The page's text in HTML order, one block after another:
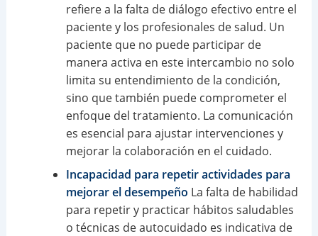
refiere a la falta de diálogo efectivo entre el
paciente y los profesionales de salud. Un
paciente que no puede participar de
manera activa en este intercambio no solo
limita su entendimiento de la condición,
sino que también puede comprometer el
enfoque del tratamiento. La comunicación
es esencial para ajustar intervenciones y
mejorar la colaboración en el cuidado.
Incapacidad para repetir actividades para
mejorar el desempeño La falta de habilidad
para repetir y practicar hábitos saludables
o técnicas de autocuidado es indicativa de